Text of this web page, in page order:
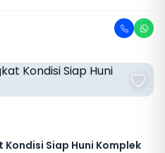
Siap Huni Komplek